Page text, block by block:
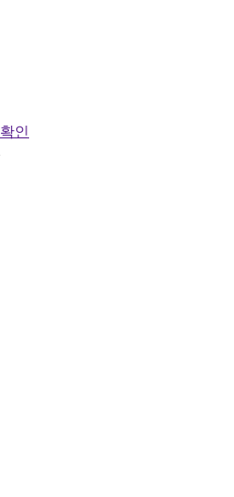
인